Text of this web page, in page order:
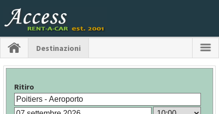
Destinazioni
Ritiro